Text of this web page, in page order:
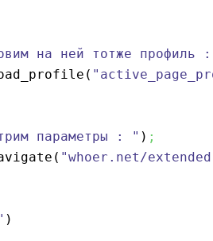
на ней тотже профиль
(
параметры : " ) ;
( "whoer.net/
)